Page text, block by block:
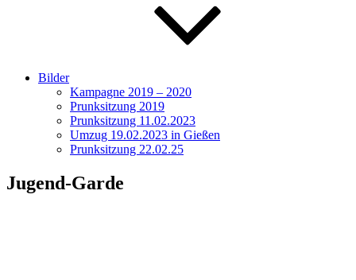
Bilder
Kampagne 2019 – 2020
Prunksitzung 2019
Prunksitzung 11.02.2023
Umzug 19.02.2023 in Gießen
Prunksitzung 22.02.25
Jugend-Garde